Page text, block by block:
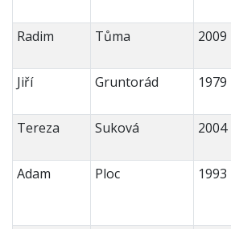
Radim Tůma 2009
Jiří Gruntorád 1979
Tereza Suková 2004
Adam Ploc 1993